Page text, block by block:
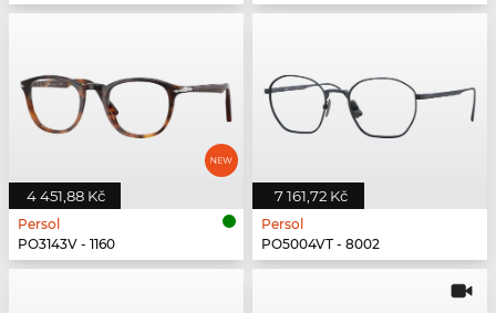
4 451,88 Kč
Persol
PO3143V - 1160
7 161,72 Kč
Persol
PO5004VT - 8002